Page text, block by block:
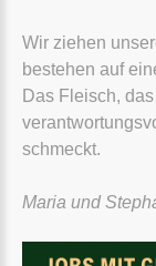
Wir ziehen
bestehen auf
Das Fleisch,
schmeckt.
Maria und